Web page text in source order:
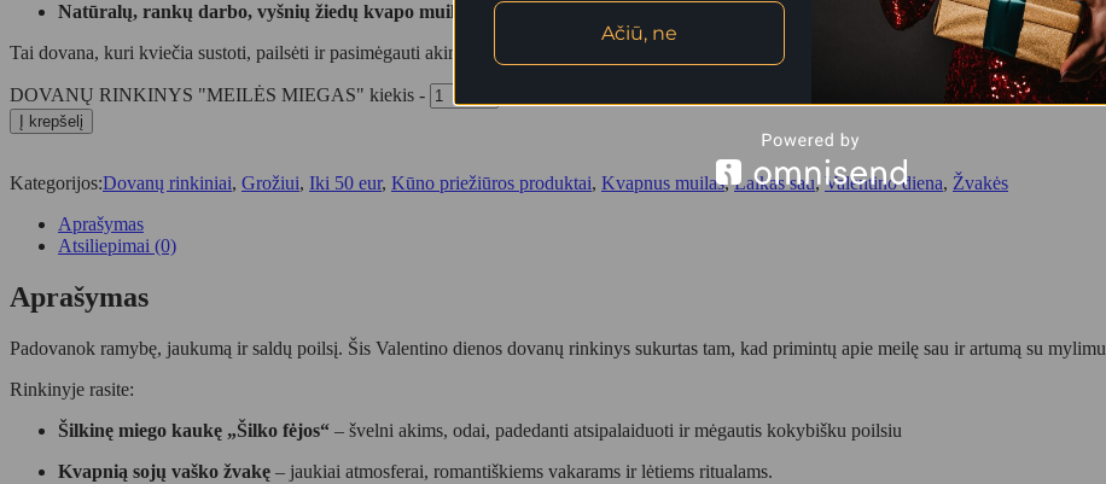
Natūralų, rankų darbo, vyšnių žiedų kvapo muiliuką
– švelniai odos priežiūrai ir saldžiam aromatui
Tai dovana, kuri kviečia sustoti, pailsėti ir pasimėgauti akimirka. Puikus pasirinkimas Valentino dienai ar bet kuriai progai, kai norisi pasakyti
DOVANŲ RINKINYS "MEILĖS MIEGAS" kiekis -
Į krepšelį
Kategorijos:Dovanų rinkiniai, Grožiui, Iki 50 eur, Kūno priežiūros produktai, Kvapnus muilas,Laikas sau,Valentino diena, Žvakės
Aprašymas
Atsiliepimai (0)
Aprašymas
Padovanok ramybę, jaukumą ir saldų poilsį. Šis Valentino dienos dovanų rinkinys sukurtas tam, kad primintų apie meilę sau ir artumą su
Rinkinyje rasite:
Šilkinę miego kaukę „Šilko fėjos“ – švelni akims, odai, padedanti atsipalaiduoti ir mėgautis kokybišku poilsiu
Kvapnią sojų vaško žvakę – jaukiai atmosferai, romantiškiems vakarams ir lėtiems ritualams.
Ačiū, ne